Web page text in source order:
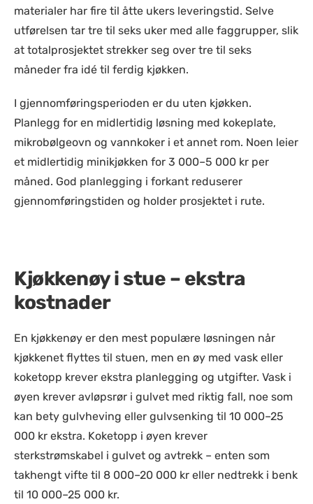
materialer har fire til åtte ukers leveringstid. Selve
utførelsen tar tre til seks uker med alle faggrupper, slik
at totalprosjektet strekker seg over tre til seks
måneder fra idé til ferdig kjøkken.
I gjennomføringsperioden er du uten kjøkken.
Planlegg for en midlertidig løsning med kokeplate,
mikrobølgeovn og vannkoker i et annet rom. Noen leier
et midlertidig minikjøkken for 3 000–5 000 kr per
måned. God planlegging i forkant reduserer
gjennomføringstiden og holder prosjektet i rute.
Kjøkkenøy i stue – ekstra
kostnader
En kjøkkenøy er den mest populære løsningen når
kjøkkenet flyttes til stuen, men en øy med vask eller
koketopp krever ekstra planlegging og utgifter. Vask i
øyen krever avløpsrør i gulvet med riktig fall, noe som
kan bety gulvheving eller gulvsenking til 10 000–25
000 kr ekstra. Koketopp i øyen krever
sterkstrømskabel i gulvet og avtrekk – enten som
takhengt vifte til 8 000–20 000 kr eller nedtrekk i benk
til 10 000–25 000 kr.